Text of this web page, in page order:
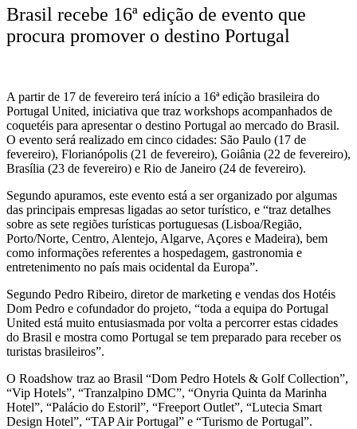
Brasil recebe 16ª edição de evento que
procura promover o destino Portugal
A partir de 17 de fevereiro terá início a 16ª edição brasileira do
Portugal United, iniciativa que traz workshops acompanhados de
coquetéis para apresentar o destino Portugal ao mercado do Brasil.
O evento será realizado em cinco cidades: São Paulo (17 de
fevereiro), Florianópolis (21 de fevereiro), Goiânia (22 de fevereiro),
Brasília (23 de fevereiro) e Rio de Janeiro (24 de fevereiro).
Segundo apuramos, este evento está a ser organizado por algumas
das principais empresas ligadas ao setor turístico, e “traz detalhes
sobre as sete regiões turísticas portuguesas (Lisboa/Região,
Porto/Norte, Centro, Alentejo, Algarve, Açores e Madeira), bem
como informações referentes a hospedagem, gastronomia e
entretenimento no país mais ocidental da Europa”.
Segundo Pedro Ribeiro, diretor de marketing e vendas dos Hotéis
Dom Pedro e cofundador do projeto, “toda a equipa do Portugal
United está muito entusiasmada por volta a percorrer estas cidades
do Brasil e mostra como Portugal se tem preparado para receber os
turistas brasileiros”.
O Roadshow traz ao Brasil “Dom Pedro Hotels & Golf Collection”,
“Vip Hotels”, “Tranzalpino DMC”, “Onyria Quinta da Marinha
Hotel”, “Palácio do Estoril”, “Freeport Outlet”, “Lutecia Smart
Design Hotel”, “TAP Air Portugal” e “Turismo de Portugal”.